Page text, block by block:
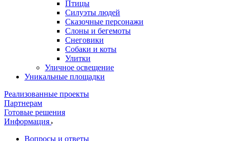
Птицы
Силуэты людей
Сказочные персонажи
Слоны и бегемоты
Снеговики
Собаки и коты
Улитки
Уличное освещение
Уникальные площадки
Реализованные проекты
Партнерам
Готовые решения
Информация
Вопросы и ответы